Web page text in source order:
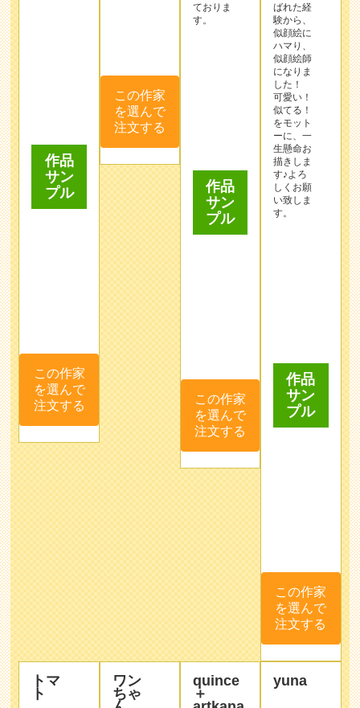
プル
注文する
注文する
似顔絵に
ハマり、
似顔絵師
になりま
した！
可愛い！
似てる！
をモット
ーに、一
生懸命お
描きしま
す♪よろ
しくお願
い致しま
す。
プル
注文する
トマ
ト
様の感謝
の気持
ワン
ちゃ
ん
quince
＋
artkana
yuna